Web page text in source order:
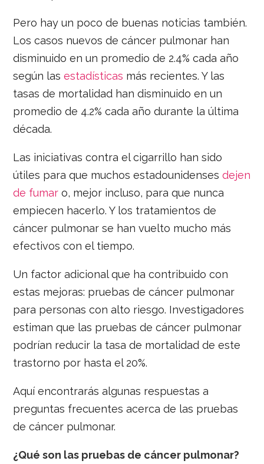
Pero hay un poco de buenas noticias también.
Los casos nuevos de cáncer pulmonar han
disminuido en un promedio de 2.4% cada año
según lasestadísticas más recientes. Y las
tasas de mortalidad han disminuido en un
promedio de 4.2% cada año durante la última
década.
Las iniciativas contra el cigarrillo han sido
útiles para que muchos estadounidensesdejen
de fumar o, mejor incluso, para que nunca
empiecen hacerlo. Y los tratamientos de
cáncer pulmonar se han vuelto mucho más
efectivos con el tiempo.
Un factor adicional que ha contribuido con
estas mejoras: pruebas de cáncer pulmonar
para personas con alto riesgo. Investigadores
estiman que las pruebas de cáncer pulmonar
podrían reducir la tasa de mortalidad de este
trastorno por hasta el 20%.
Aquí encontrarás algunas respuestas a
preguntas frecuentes acerca de las pruebas
de cáncer pulmonar.
¿Qué son las pruebas de cáncer pulmonar?